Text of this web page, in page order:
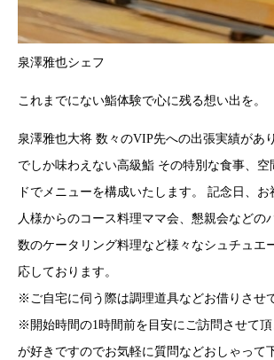
泉澤雅也シェフ
これまでにない鮨体験で心に残る想い出を。
泉澤雅也大将 数々のVIP先への出張実績があ
でしか味わえない高級鮨 その特別な食事、空
ドでメニューを構成いたします。 記念日、
人様からのコース料理ママ会、懇親会などの
数のケータリング料理など様々なシュチュエ
応しております。
※ご自宅に伺う際は調理道具などお借りさせ
※開始時間の1時間前を目安にご訪問させて
が好きですのでお気軽に質問などおしゃって